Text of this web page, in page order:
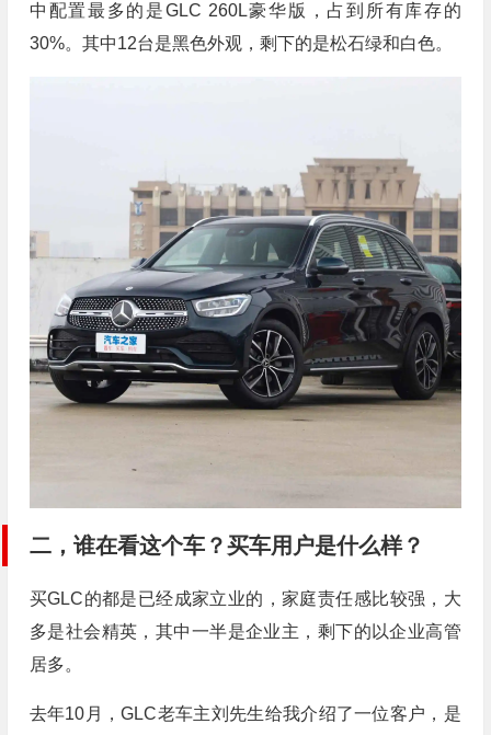
中配置最多的是GLC 260L豪华版，占到所有库存的
30%。其中12台是黑色外观，剩下的是松石绿和白色。
二，谁在看这个车？买车用户是什么样？
买GLC的都是已经成家立业的，家庭责任感比较强，大
多是社会精英，其中一半是企业主，剩下的以企业高管
居多。
去年10月，GLC老车主刘先生给我介绍了一位客户，是